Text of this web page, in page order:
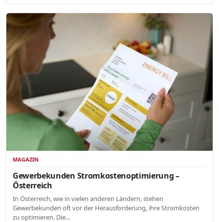
MAGAZIN
Gewerbekunden Stromkostenoptimierung –
Österreich
In Österreich, wie in vielen anderen Ländern, stehen
Gewerbekunden oft vor der Herausforderung, ihre Stromkosten
zu optimieren. Die…